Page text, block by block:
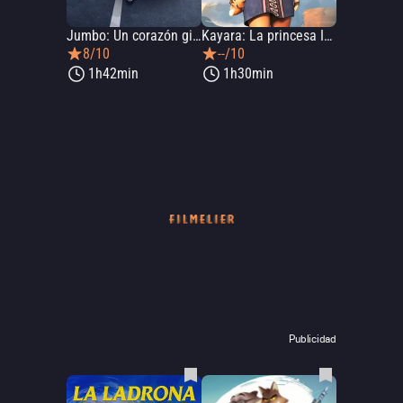
Jumbo: Un corazón gigante
8/10
1h42min
Kayara: La princesa Inca
--/10
1h30min
Publicidad